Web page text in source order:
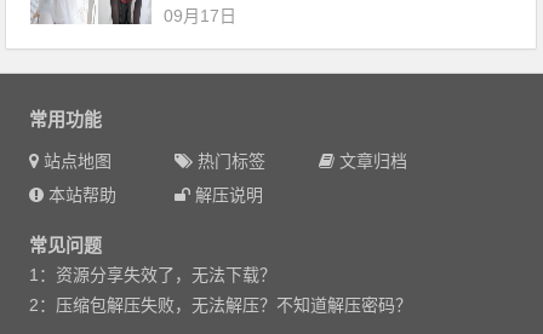
09月17日
常用功能
站点地图 热门标签
文章归档
本站帮助
解压说明
常见问题
1：资源分享失效了，无法下载？
2：压缩包解压失败，无法解压？不知道解压密码？